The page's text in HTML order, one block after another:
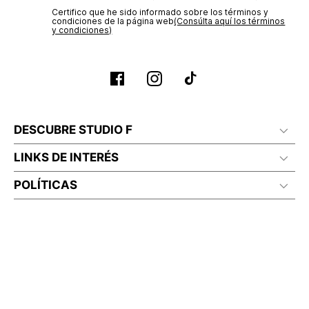
Certifico que he sido informado sobre los términos y
condiciones de la página web‎(Consúlta aquí los términos
y condiciones)
DESCUBRE STUDIO F
LINKS DE INTERÉS
POLÍTICAS